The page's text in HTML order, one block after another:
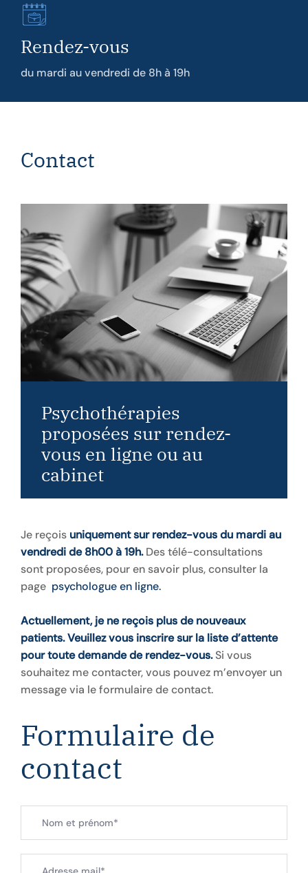
Rendez-vous
du mardi au vendredi de 8h à 19h
Contact
Psychothérapies
proposées sur rendez-
vous en ligne ou au
cabinet
Je reçois uniquement sur rendez-vousdu mardi au
vendredi de 8h00 à 19h.Des télé-consultations
sont proposées, pour en savoir plus, consulter la
page psychologue en ligne.
Actuellement, je ne reçois plus de nouveaux
patients. Veuillez vous inscrire sur la liste d’attente
pour toute demande de rendez-vous.Si vous
souhaitez me contacter, vous pouvez m’envoyer un
message via le formulaire de contact.
Formulaire de
contact